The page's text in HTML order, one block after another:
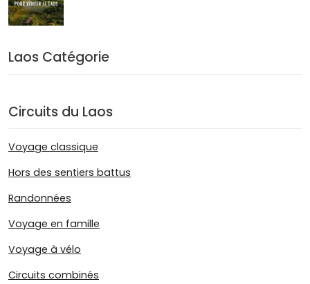
Laos Catégorie
Circuits du Laos
Voyage classique
Hors des sentiers battus
Randonnées
Voyage en famille
Voyage à vélo
Circuits combinés